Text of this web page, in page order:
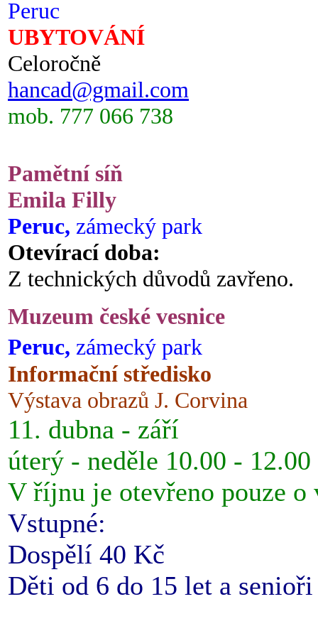
Peruc
UBYTOVÁNÍ
Celoročně
hancad@gmail.com
mob. 777 066 738
Pamětní síň
Emila Filly
Peruc, zámecký park
Otevírací doba:
Z technických důvodů zavřeno.
Muzeum české vesnice
Peruc, zámecký park
Informační středisko
Výstava obrazů J. Corvina
11. dubna - září
úterý - neděle 10.00 -
V říjnu je otevřeno pouze o
Vstupné:
Dospělí 40 Kč
Děti od 6 do 15 let a